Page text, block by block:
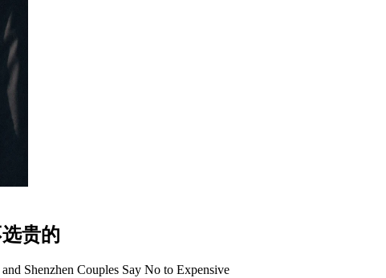
选贵的
Shenzhen Couples Say No to Expensive